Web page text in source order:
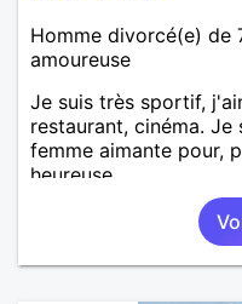
Homme divorcé(e) de
amoureuse
Je suis très sportif,
restaurant, cinéma.
femme aimante pour,
heureuse.